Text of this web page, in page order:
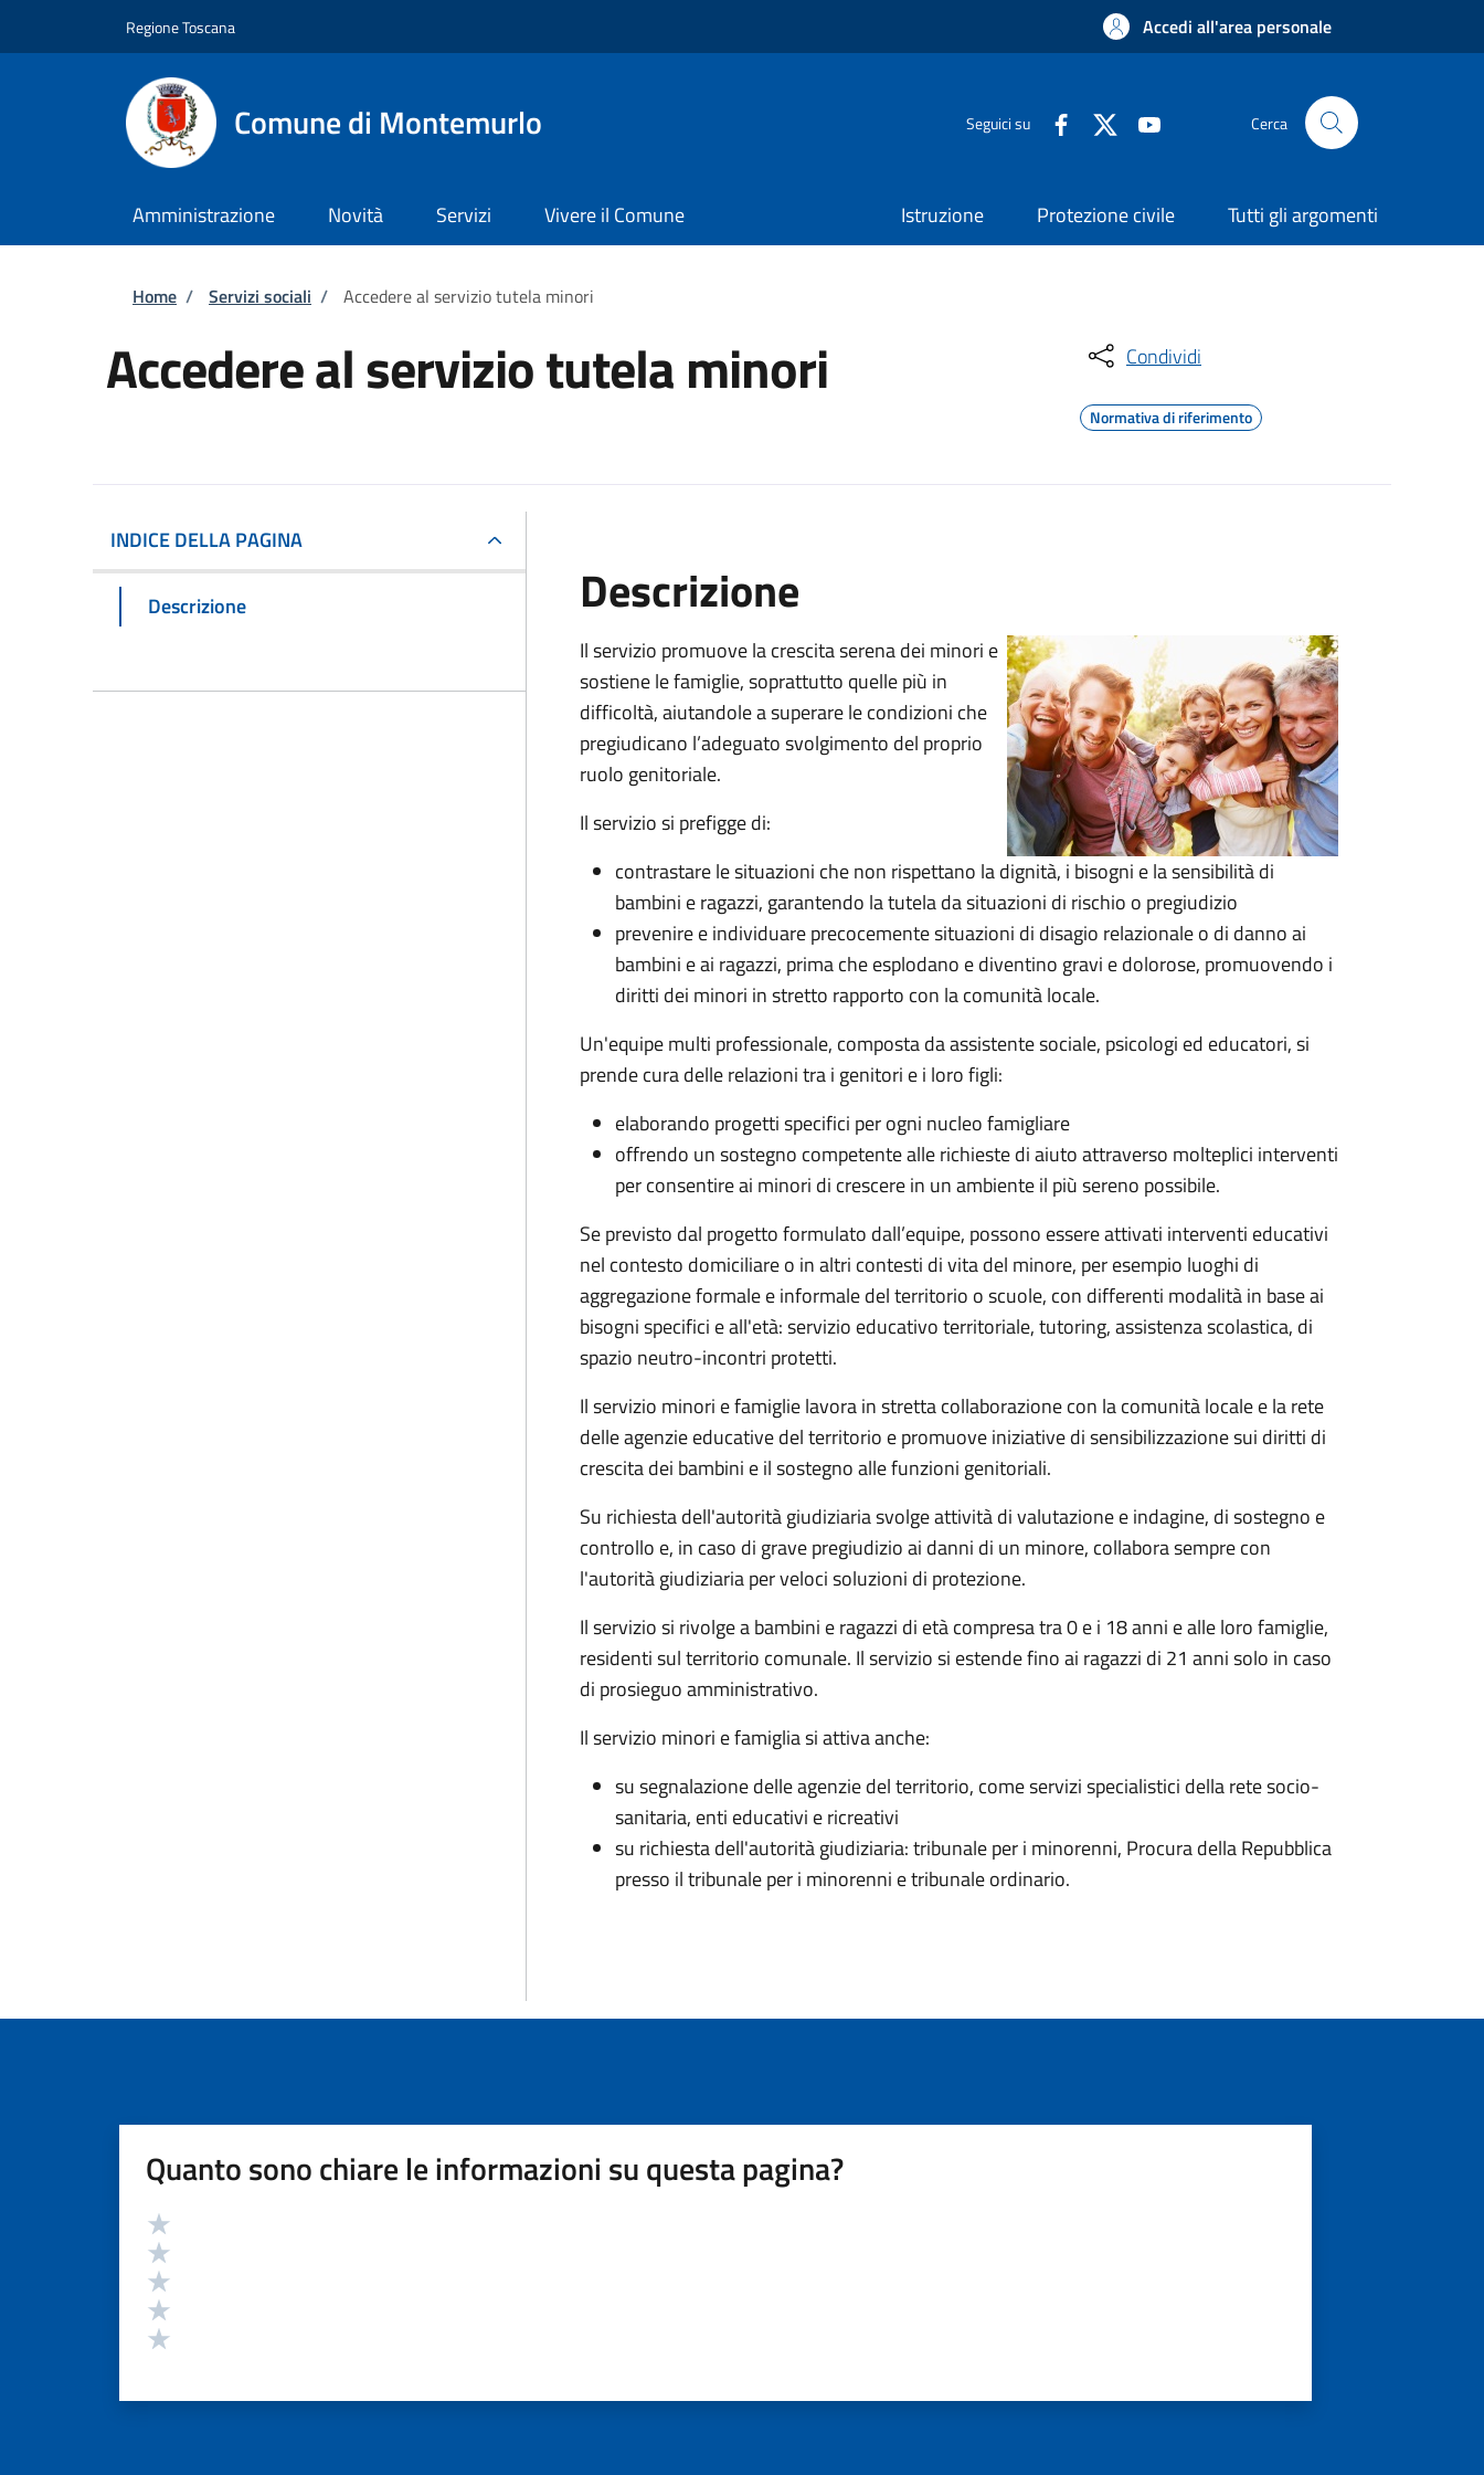
Regione Toscana Accedi all'area personale
Comune di Montemurlo Seguici su Cerca
Amministrazione Novità Servizi Vivere il Comune Istruzione Protezione civile Tutti gli argomenti
Briciole di pane
Home / Servizi sociali / Accedere al servizio tutela minori
Accedere al servizio tutela minori Condividi
Normativa di riferimento
INDICE DELLA PAGINA
Descrizione Descrizione
Il servizio promuove la crescita serena dei minori e
sostiene le famiglie, soprattutto quelle più in
difficoltà, aiutandole a superare le condizioni che
pregiudicano l’adeguato svolgimento del proprio
ruolo genitoriale.
Il servizio si prefigge di:
contrastare le situazioni che non rispettano la dignità, i bisogni e la sensibilità di
bambini e ragazzi, garantendo la tutela da situazioni di rischio o pregiudizio
prevenire e individuare precocemente situazioni di disagio relazionale o di danno ai
bambini e ai ragazzi, prima che esplodano e diventino gravi e dolorose, promuovendo i
diritti dei minori in stretto rapporto con la comunità locale.
Un'equipe multi professionale, composta da assistente sociale, psicologi ed educatori, si
prende cura delle relazioni tra i genitori e i loro figli:
elaborando progetti specifici per ogni nucleo famigliare
offrendo un sostegno competente alle richieste di aiuto attraverso molteplici interventi
per consentire ai minori di crescere in un ambiente il più sereno possibile.
Se previsto dal progettoformulato dall’equipe, possono essere attivati interventi educativi
nel contesto domiciliare o in altri contesti di vita del minore, per esempio luoghi di
aggregazione formale e informale del territorio o scuole, con differenti modalità in base ai
bisogni specifici e all'età: servizio educativo territoriale, tutoring, assistenza scolastica, di
spazio neutro-incontri protetti.
Il servizio minori e famiglie lavora in stretta collaborazione con la comunità locale e la rete
delle agenzie educative del territorio e promuove iniziative di sensibilizzazione sui diritti di
crescita dei bambini e il sostegno alle funzioni genitoriali.
Su richiesta dell'autorità giudiziaria svolge attività di valutazione e indagine, di sostegno e
controllo e, in caso di grave pregiudizio ai danni di un minore, collabora sempre con
l'autorità giudiziaria per veloci soluzioni di protezione.
Il servizio si rivolge a bambini e ragazzi di età compresa tra 0 e i 18 anni e alle loro famiglie,
residenti sul territorio comunale. Il servizio si estende fino ai ragazzi di 21 anni solo in caso
di prosieguo amministrativo.
Il servizio minori e famiglia si attiva anche:
su segnalazione delle agenzie del territorio, come servizi specialistici della rete socio-
sanitaria, enti educativi e ricreativi
su richiesta dell'autorità giudiziaria: tribunale per i minorenni, Procura della Repubblica
presso il tribunale per i minorenni e tribunale ordinario.
Quanto sono chiare le informazioni su questa pagina?
Valutazione